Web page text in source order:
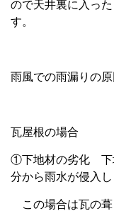
ので天井裏に入っ
す。
雨風での雨漏りの
瓦屋根の場合
①下地材の劣化 下
分から雨水が侵入し
この場合は瓦の葺